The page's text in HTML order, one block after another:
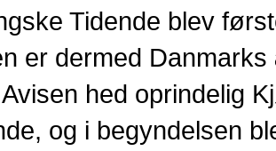
Tidende blev
er dermed
hed oprindelig
og i begyndelsen